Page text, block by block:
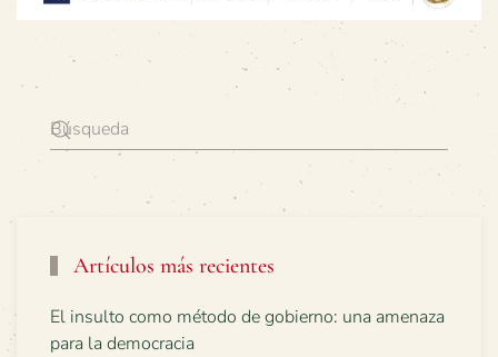
Artículos más recientes
El insulto como método de gobierno: una amenaza
para la democracia